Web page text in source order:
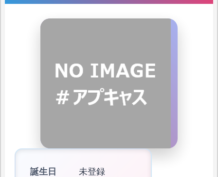
誕生日
未登録